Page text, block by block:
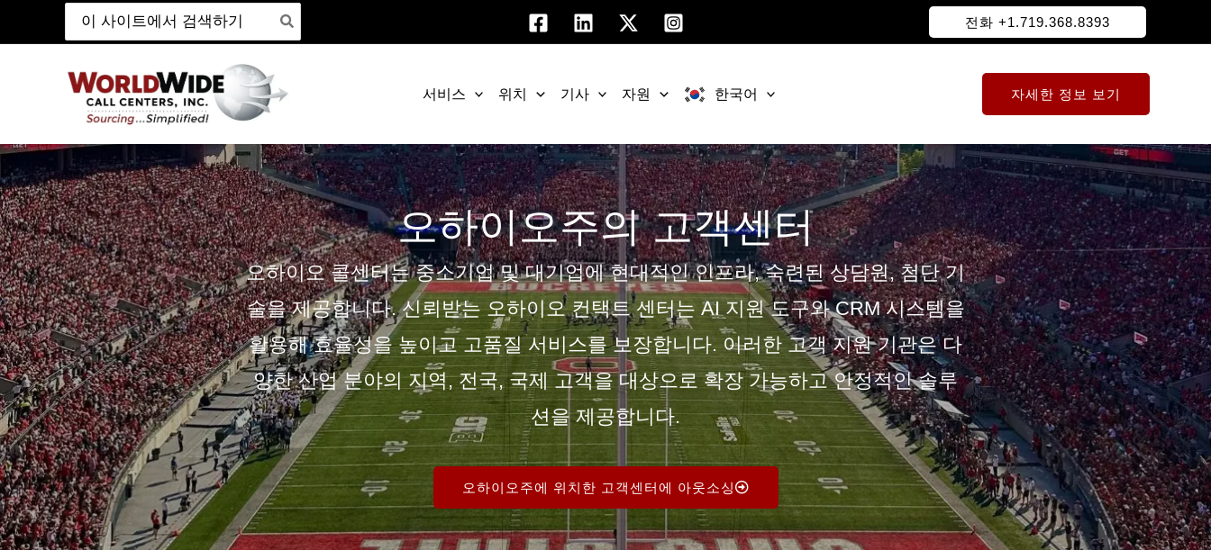
문
기
전화 +1.719.368.8393
서비스 위치 기사 자원 한국어 자세한 정보 보기
오하이오주의 고객센터
오하이오 콜센터는 중소기업 및 대기업에 현대적인 인프라, 숙련된 상담원, 첨단 기
술을 제공합니다. 신뢰받는 오하이오 컨택트 센터는 AI 지원 도구와 CRM 시스템을
활용해 효율성을 높이고 고품질 서비스를 보장합니다. 이러한 고객 지원 기관은 다
양한 산업 분야의 지역, 전국, 국제 고객을 대상으로 확장 가능하고 안정적인 솔루
션을 제공합니다.
오하이오주에 위치한 고객센터에 아웃소싱